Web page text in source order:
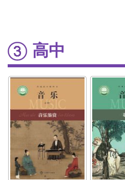
高中